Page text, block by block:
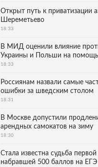
Открыт путь к приватизации
Шереметьево
18:33
В МИД оценили влияние
Украины и Польши на
18:33
Россиянам назвали самые
ошибки за шведским столом
18:31
В Москве допустили
арендных самокатов на зиму
18:30
Стала известна судьба
набравшей 500 баллов на ЕГЭ